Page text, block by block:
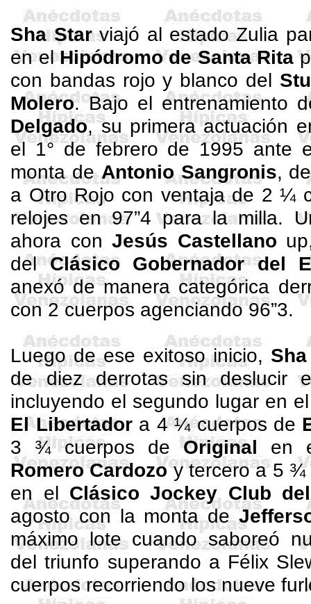
Sha Starviajó al estado Zulia
en elHipódromo de Santa Rita
con bandas rojo y blanco del
Molero. Bajo el entrenamiento
Delgado, su primera actuación
el 1° de febrero de 1995 ante
monta deAntonioSangronis,
a Otro Rojo con ventaja de 2 ¼
relojes en 97”4 para la milla.
ahora conJesús Castellano
delClásico Gobernador del
anexó de manera categórica
con 2 cuerpos agenciando 96”3.
Luego de ese exitoso inicio, Sha
de diez derrotas sin deslucir
incluyendo el segundo lugar en
El Libertadora 4 ¼ cuerpos de
3 ¾ cuerpos deOriginal en
Romero Cardozoy tercero a 5 ¾
en el Clásico Jockey Club
agosto con la monta de
máximo lote cuando saboreó
del triunfo superando a Félix
cuerpos recorriendo los nueve